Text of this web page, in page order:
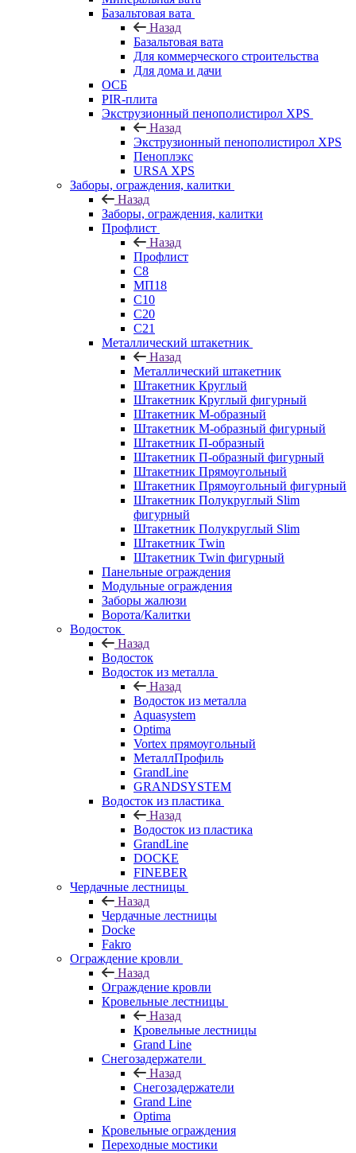
Базальтовая вата
Назад
Базальтовая вата
Для коммерческого строительства
Для дома и дачи
ОСБ
PIR-плита
Экструзионный пенополистирол XPS
Назад
Экструзионный пенополистирол XPS
Пеноплэкс
URSA XPS
Заборы, ограждения, калитки
Назад
Заборы, ограждения, калитки
Профлист
Назад
Профлист
С8
МП18
С10
С20
С21
Металлический штакетник
Назад
Металлический штакетник
Штакетник Круглый
Штакетник Круглый фигурный
Штакетник М-образный
Штакетник М-образный фигурный
Штакетник П-образный
Штакетник П-образный фигурный
Штакетник Прямоугольный
Штакетник Прямоугольный фигурный
Штакетник Полукруглый Slim
фигурный
Штакетник Полукруглый Slim
Штакетник Twin
Штакетник Twin фигурный
Панельные ограждения
Модульные ограждения
Заборы жалюзи
Ворота/Калитки
Водосток
Назад
Водосток
Водосток из металла
Назад
Водосток из металла
Aquasystem
Optima
Vortex прямоугольный
МеталлПрофиль
GrandLine
GRANDSYSTEM
Водосток из пластика
Назад
Водосток из пластика
GrandLine
DOCKE
FINEBER
Чердачные лестницы
Назад
Чердачные лестницы
Docke
Fakro
Ограждение кровли
Назад
Ограждение кровли
Кровельные лестницы
Назад
Кровельные лестницы
Grand Line
Снегозадержатели
Назад
Снегозадержатели
Grand Line
Optima
Кровельные ограждения
Переходные мостики